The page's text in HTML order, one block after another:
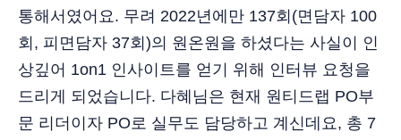
통해서였어요. 무려 2022년에만 137회(면담자 100
회, 피면담자 37회)의 원온원을 하셨다는 사실이 인
상깊어 1on1 인사이트를 얻기 위해 인터뷰 요청을
드리게 되었습니다. 다혜님은 현재 원티드랩 PO부
문 리더이자 PO로 실무도 담당하고 계신데요, 총 7